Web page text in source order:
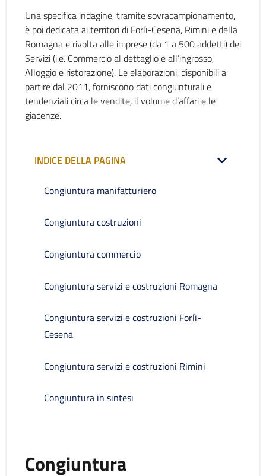
Una specifica indagine, tramite sovracampionamento,
è poi dedicata ai territori di Forlì-Cesena, Rimini e della
Romagna e rivolta alle imprese (da 1 a 500 addetti) dei
Servizi (i.e. Commercio al dettaglio e all’ingrosso,
Alloggio e ristorazione). Le elaborazioni, disponibili a
partire dal 2011, forniscono dati congiunturali e
tendenziali circa le vendite, il volume d’affari e le
giacenze.
INDICE DELLA PAGINA
Congiuntura manifatturiero
Congiuntura costruzioni
Congiuntura commercio
Congiuntura servizi e costruzioni Romagna
Congiuntura servizi e costruzioni Forlì-
Cesena
Congiuntura servizi e costruzioni Rimini
Congiuntura in sintesi
Congiuntura